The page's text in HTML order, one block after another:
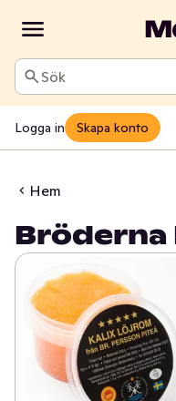
Sök
Logga in Skapa konto
Hem
Bröderna